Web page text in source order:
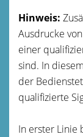
Hinweis:
Ausdrucke
einer
sind. In
der
qualifizierte
In erster Linie